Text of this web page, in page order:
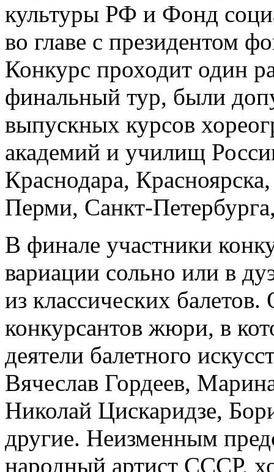
культуры РФ и Фонд
во главе с президентом
Конкурс проходит один
финальный тур, были
выпускных курсов
академий и училищ
Краснодара,
Перми, Санкт-
В финале участники
вариации сольно или в
из классических
конкурсантов жюри, в
деятели балетного
Вячеслав Гордеев,
Николай Цискаридзе,
другие. Неизменным
народный артист СССР,